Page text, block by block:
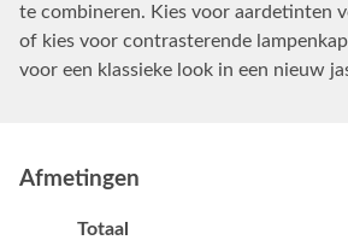
te combineren. Kies voor aardetinten
of kies voor contrasterende
voor een klassieke look in een nieuw
Afmetingen
Totaal